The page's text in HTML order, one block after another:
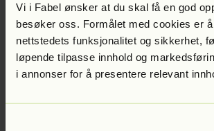
Vi i Fabel ønsker at du skal få en god
besøker oss. Formålet med cookies er
nettstedets funksjonalitet og sikkerhet,
løpende tilpasse innhold og
i annonser for å presentere relevant